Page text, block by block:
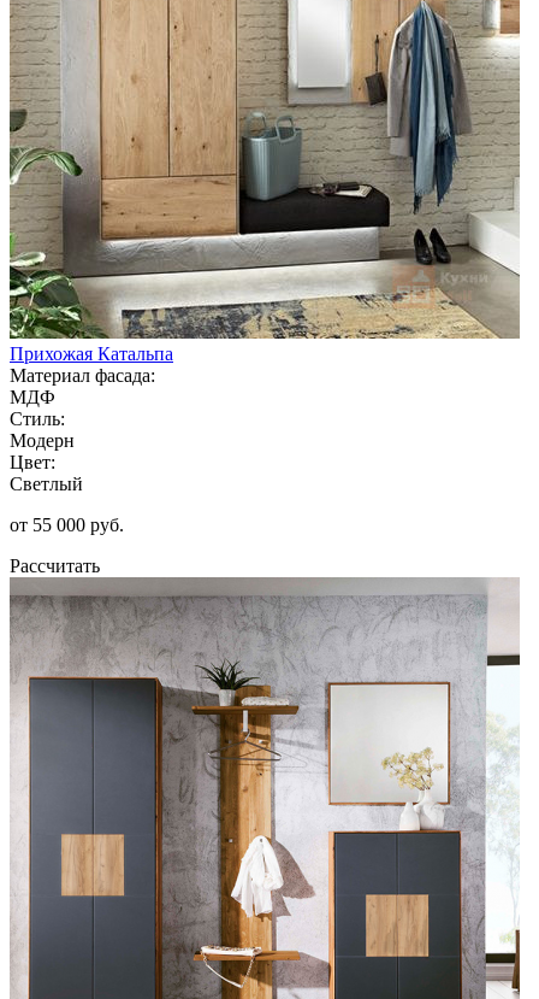
Прихожая Катальпа
Материал фасада:
МДФ
Стиль:
Модерн
Цвет:
Светлый
от 55 000 руб.
Рассчитать